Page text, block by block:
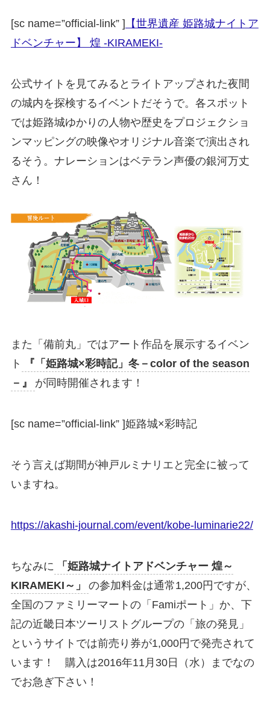
[sc name=”official-link” ] 【世界遺産 姫路城ナイトア
ドベンチャー】 煌 -KIRAMEKI-
公式サイトを見てみるとライトアップされた夜間
の城内を探検するイベントだそうで。各スポット
では姫路城ゆかりの人物や歴史をプロジェクショ
ンマッピングの映像やオリジナル音楽で演出され
るそう。ナレーションはベテラン声優の銀河万丈
さん！
また「備前丸」ではアート作品を展示するイベン
ト
『「姫路城×彩時記」冬－color of the season
－』
が同時開催されます！
[sc name=”official-link” ]姫路城×彩時記
そう言えば期間が神戸ルミナリエと完全に被って
いますね。
https://akashi-journal.com/event/kobe-luminarie22/
ちなみに
「姫路城ナイトアドベンチャー 煌～
KIRAMEKI～」
の参加料金は通常1,200円ですが、
全国のファミリーマートの「Famiポート」か、下
記の近畿日本ツーリストグループの「旅の発見」
というサイトでは前売り券が1,000円で発売されて
います！ 購入は2016年11月30日（水）までなの
でお急ぎ下さい！